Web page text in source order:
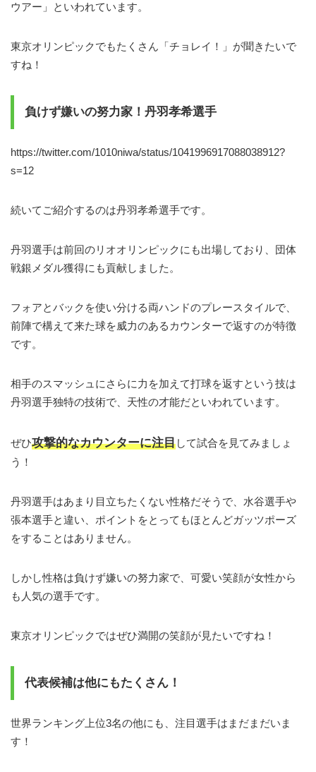
ウアー」といわれています。
東京オリンピックでもたくさん「チョレイ！」が聞きたいで
すね！
負けず嫌いの努力家！丹羽孝希選手
https://twitter.com/1010niwa/status/1041996917088038912?
s=12
続いてご紹介するのは丹羽孝希選手です。
丹羽選手は前回のリオオリンピックにも出場しており、団体
戦銀メダル獲得にも貢献しました。
フォアとバックを使い分ける両ハンドのプレースタイルで、
前陣で構えて来た球を威力のあるカウンターで返すのが特徴
です。
相手のスマッシュにさらに力を加えて打球を返すという技は
丹羽選手独特の技術で、天性の才能だといわれています。
ぜひ攻撃的なカウンターに注目して試合を見てみましょ
う！
丹羽選手はあまり目立ちたくない性格だそうで、水谷選手や
張本選手と違い、ポイントをとってもほとんどガッツポーズ
をすることはありません。
しかし性格は負けず嫌いの努力家で、可愛い笑顔が女性から
も人気の選手です。
東京オリンピックではぜひ満開の笑顔が見たいですね！
代表候補は他にもたくさん！
世界ランキング上位3名の他にも、注目選手はまだまだいま
す！